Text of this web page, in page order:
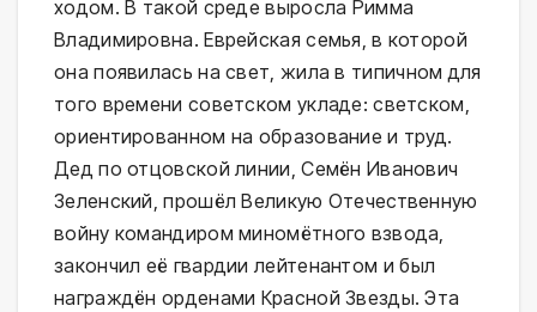
ходом. В такой среде выросла Римма
Владимировна. Еврейская семья, в которой
она появилась на свет, жила в типичном для
того времени советском укладе: светском,
ориентированном на образование и труд.
Дед по отцовской линии, Семён Иванович
Зеленский, прошёл Великую Отечественную
войну командиром миномётного взвода,
закончил её гвардии лейтенантом и был
награждён орденами Красной Звезды. Эта